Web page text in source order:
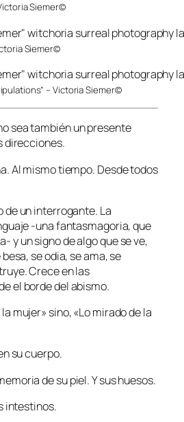
Siemer©
Siemer©
– Victoria Siemer©
sea también un presente
direcciones.
Al mismo tiempo. Desde todos
de un interrogante. La
-una fantasmagoria, que
y un signo de algo que se ve,
se odia, se ama, se
Crece en las
el borde del abismo.
mujer» sino, «Lo mirado de la
su cuerpo.
de su piel. Y sus huesos.
intestinos.